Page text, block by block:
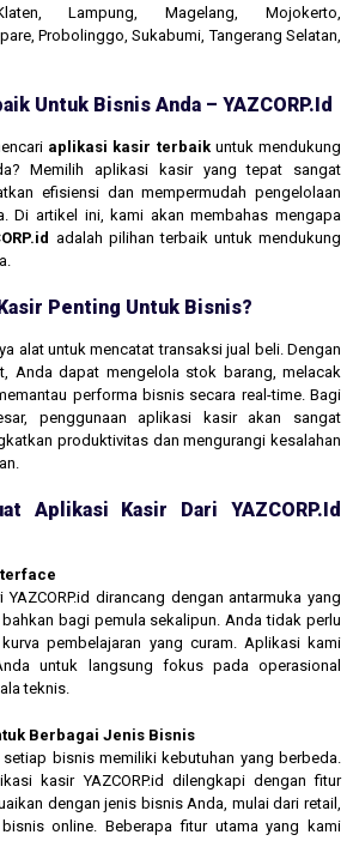
Lampung, Magelang, Mojokerto,
Probolinggo, Sukabumi, Tangerang Selatan,
Untuk Bisnis Anda – YAZCORP.id
aplikasi kasir terbaikuntuk mendukung
Memilih aplikasi kasir yang tepat sangat
efisiensi dan mempermudah pengelolaan
Di artikel ini, kami akan membahas mengapa
adalah pilihan terbaik untuk mendukung
Penting Untuk Bisnis?
alat untuk mencatat transaksi jual beli. Dengan
Anda dapat mengelola stok barang, melacak
performa bisnis secara real-time. Bagi
penggunaan aplikasi kasir akan sangat
produktivitas dan mengurangi kesalahan
Aplikasi Kasir Dari YAZCORP.id
dirancang dengan antarmuka yang
bagi pemula sekalipun. Anda tidak perlu
pembelajaran yang curam. Aplikasi kami
untuk langsung fokus pada operasional
teknis.
Berbagai Jenis Bisnis
bisnis memiliki kebutuhan yang berbeda.
kasir YAZCORP.id dilengkapi dengan fitur
dengan jenis bisnis Anda, mulai dari retail,
online. Beberapa fitur utama yang kami